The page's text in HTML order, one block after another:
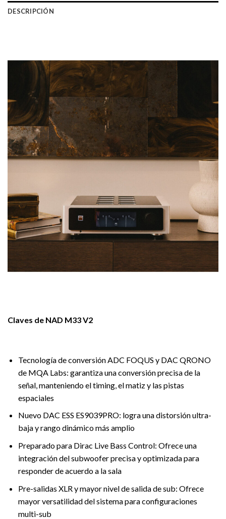
DESCRIPCIÓN
Claves de NAD M33 V2
Tecnología de conversión ADC FOQUS y DAC QRONO
de MQA Labs: garantiza una conversión precisa de la
señal, manteniendo el timing, el matiz y las pistas
espaciales
Nuevo DAC ESS ES9039PRO: logra una distorsión ultra-
baja y rango dinámico más amplio
Preparado para Dirac Live Bass Control: Ofrece una
integración del subwoofer precisa y optimizada para
responder de acuerdo a la sala
Pre-salidas XLR y mayor nivel de salida de sub: Ofrece
mayor versatilidad del sistema para configuraciones
multi-sub